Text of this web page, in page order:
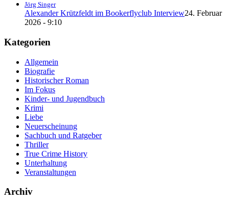
Jörg Singer
Alexander Krützfeldt im Bookerflyclub Interview24. Februar
2026 - 9:10
Kategorien
Allgemein
Biografie
Historischer Roman
Im Fokus
Kinder- und Jugendbuch
Krimi
Liebe
Neuerscheinung
Sachbuch und Ratgeber
Thriller
True Crime History
Unterhaltung
Veranstaltungen
Archiv